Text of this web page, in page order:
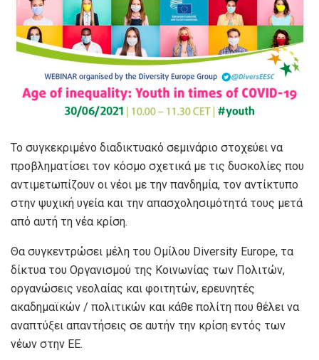
Το συγκεκριμένο διαδικτυακό σεμινάριο στοχεύει να
προβληματίσει τον κόσμο σχετικά με τις δυσκολίες που
αντιμετωπίζουν οι νέοι με την πανδημία, τον αντίκτυπο
στην ψυχική υγεία και την απασχολησιμότητά τους μετά
από αυτή τη νέα κρίση.
Θα συγκεντρώσει μέλη του Ομίλου Diversity Europe, τα
δίκτυα του Οργανισμού της Κοινωνίας των Πολιτών,
οργανώσεις νεολαίας και φοιτητών, ερευνητές
ακαδημαϊκών / πολιτικών και κάθε πολίτη που θέλει να
αναπτύξει απαντήσεις σε αυτήν την κρίση εντός των
νέων στην ΕΕ.